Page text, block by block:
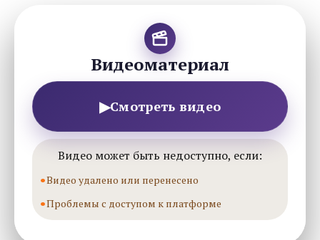
Видеоматериал
▶Смотреть видео
Видео может быть недоступно, если:
Видео удалено или перенесено
Проблемы с доступом к платформе